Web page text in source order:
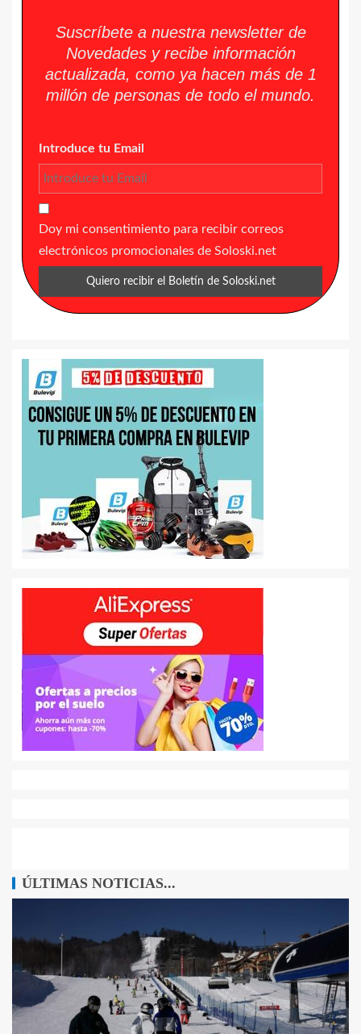
Suscríbete a nuestra newsletter de
Novedades y recibe información
actualizada, como ya hacen más de 1
millón de personas de todo el mundo.
Introduce tu Email
Doy mi consentimiento para recibir correos
electrónicos promocionales de Soloski.net
ÚLTIMAS NOTICIAS...